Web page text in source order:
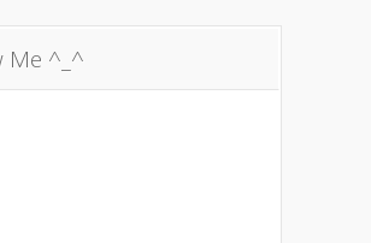
Me ^_^